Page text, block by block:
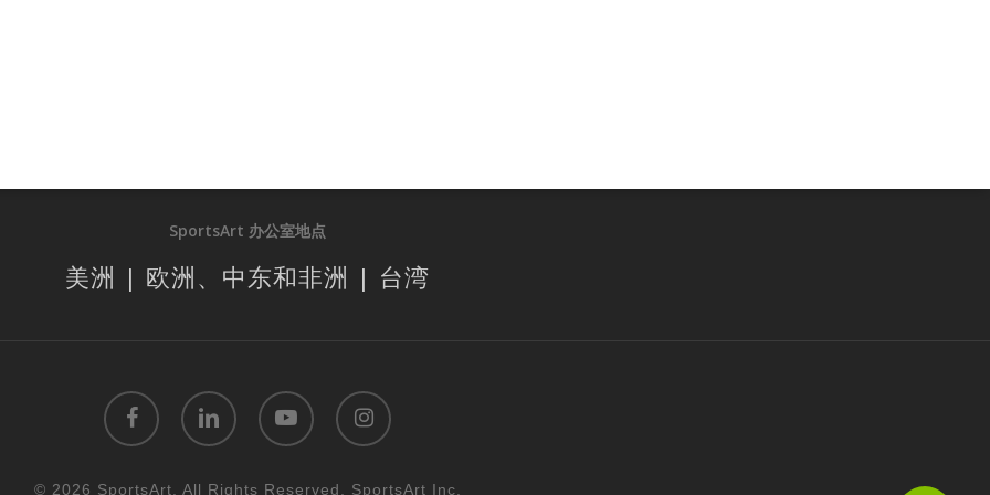
SportsArt 办公室地点
美洲 | 欧洲、中东和非洲 | 台湾
facebook linkedin youtube instagram
© 2026 SportsArt. All Rights Reserved, SportsArt Inc.